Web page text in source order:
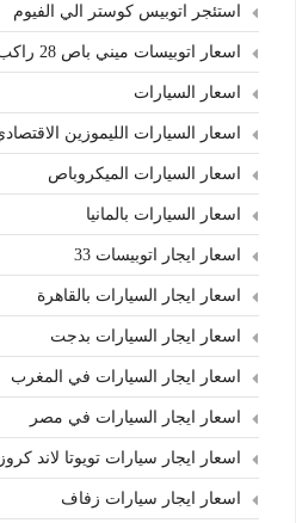
استئجر اتوبيس كوستر الي الفيوم
اسعار اتوبيسات ميني باص 28 راكب للايجار
اسعار السيارات
اسعار السيارات الليموزين
اسعار السيارات الميكروباص
اسعار السيارات بالمانيا
اسعار ايجار اتوبيسات 33
اسعار ايجار السيارات بالقاهرة
اسعار ايجار السيارات بدجت
اسعار ايجار السيارات في المغرب
اسعار ايجار السيارات في مصر
اسعار ايجار سيارات تويوتا لاند
اسعار ايجار سيارات زفاف